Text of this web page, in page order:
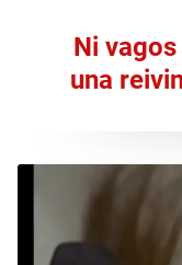
Ni
una